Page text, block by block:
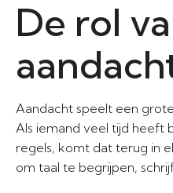
De rol
Aandacht speelt een
Als iemand veel tijd heeft
regels, komt dat terug in
om taal te begrijpen,